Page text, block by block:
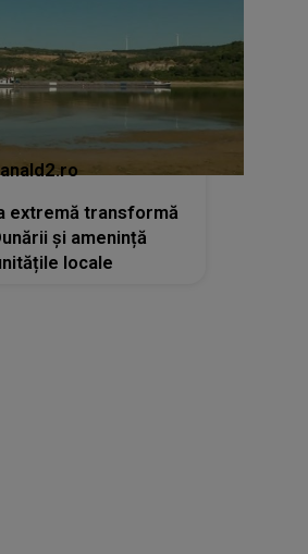
extremă transformă
și amenință
locale